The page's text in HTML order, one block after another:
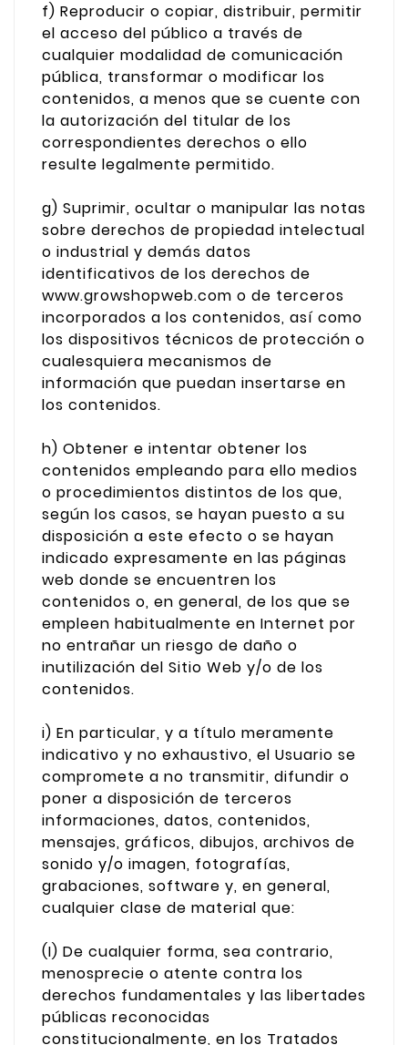
f) Reproducir o copiar, distribuir, permitir
el acceso del público a través de
cualquier modalidad de comunicación
pública, transformar o modificar los
contenidos, a menos que se cuente con
la autorización del titular de los
correspondientes derechos o ello
resulte legalmente permitido.
g) Suprimir, ocultar o manipular las notas
sobre derechos de propiedad intelectual
o industrial y demás datos
identificativos de los derechos de
www.growshopweb.com o de terceros
incorporados a los contenidos, así como
los dispositivos técnicos de protección o
cualesquiera mecanismos de
información que puedan insertarse en
los contenidos.
h) Obtener e intentar obtener los
contenidos empleando para ello medios
o procedimientos distintos de los que,
según los casos, se hayan puesto a su
disposición a este efecto o se hayan
indicado expresamente en las páginas
web donde se encuentren los
contenidos o, en general, de los que se
empleen habitualmente en Internet por
no entrañar un riesgo de daño o
inutilización del Sitio Web y/o de los
contenidos.
i) En particular, y a título meramente
indicativo y no exhaustivo, el Usuario se
compromete a no transmitir, difundir o
poner a disposición de terceros
informaciones, datos, contenidos,
mensajes, gráficos, dibujos, archivos de
sonido y/o imagen, fotografías,
grabaciones, software y, en general,
cualquier clase de material que:
(I) De cualquier forma, sea contrario,
menosprecie o atente contra los
derechos fundamentales y las libertades
públicas reconocidas
constitucionalmente, en los Tratados